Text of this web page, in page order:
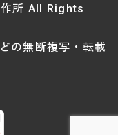
所 All Rights
の無断複写・転載